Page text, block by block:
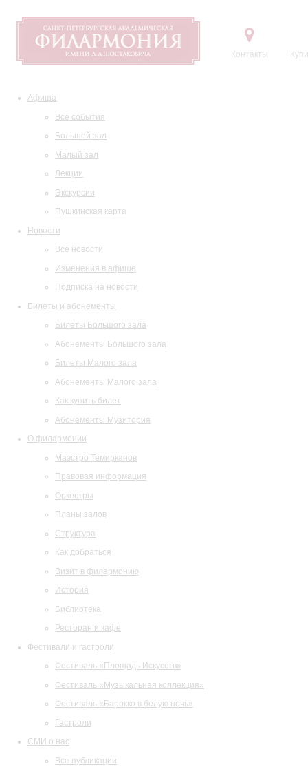
Контакты
Афиша
Все события
Большой зал
Малый зал
Лекции
Экскурсии
Пушкинская карта
Новости
Все новости
Изменения в афише
Подписка на новости
Билеты и абонементы
Билеты Большого зала
Абонементы Большого зала
Билеты Малого зала
Абонементы Малого зала
Как купить билет
Абонементы Музитория
О филармонии
Маэстро Темирканов
Правовая информация
Оркестры
Планы залов
Структура
Как добраться
Визит в филармонию
История
Библиотека
Ресторан и кафе
Фестивали и гастроли
Фестиваль «Площадь Искусств»
Фестиваль «Музыкальная коллекция»
Фестиваль «Барокко в белую ночь»
Гастроли
СМИ о нас
Все публикации